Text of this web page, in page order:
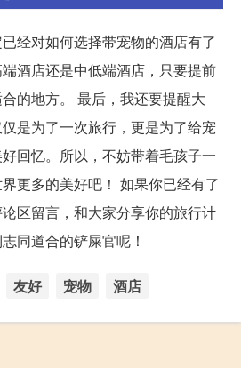
经对如何选择带宠物的酒店有了
酒店还是中低端酒店，只要提前
的地方。 最后，我还要提醒大
是为了一次旅行，更是为了给宠
回忆。所以，不妨带着毛孩子一
更多的美好吧！ 如果你已经有了
区留言，和大家分享你的旅行计
同道合的铲屎官呢！
友好 宠物 酒店